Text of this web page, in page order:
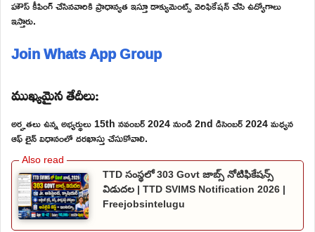
హౌస్ కీపింగ్ చేసినవారికి ప్రాధాన్యత ఇస్తూ డాక్యుమెంట్స్ వెరిఫికేషన్ చేసి ఉద్యోగాలు
ఇస్తారు.
Join Whats App Group
ముఖ్యమైన తేదీలు:
అర్హతలు ఉన్న అభ్యర్థులు 15th నవంబర్ 2024 నుండి 2nd డిసెంబర్ 2024 మధ్యన
ఆఫ్ లైన్ విధానంలో దరఖాస్తు చేసుకోవాలి.
TTD సంస్థలో 303 Govt జాబ్స్ నోటిఫికేషన్స్
విడుదల | TTD SVIMS Notification 2026 |
Freejobsintelugu